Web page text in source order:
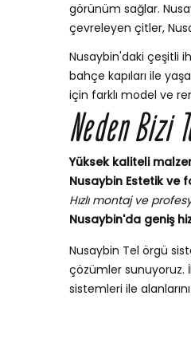
görünüm sağlar.
çevreleyen çitler,
Nusaybin'daki çeşitli
bahçe kapıları ile
için farklı model ve
Neden Bizi
Yüksek kaliteli
Nusaybin Estetik ve
Hızlı montaj ve
Nusaybin'da geniş
Nusaybin Tel örgü
çözümler sunuyoruz.
sistemleri ile